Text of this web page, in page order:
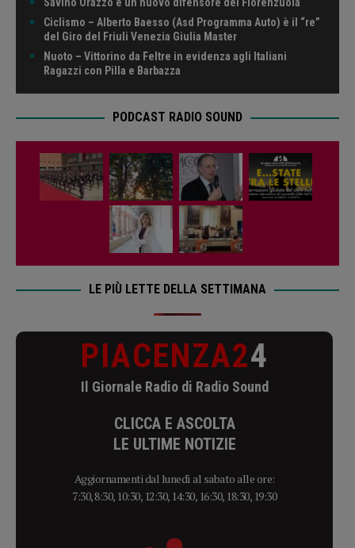
Ciclismo – Alberto Baesso (Asd Programma Auto) è il “re”
del Giro del Friuli Venezia Giulia Master
Nuoto – Vittorino da Feltre in evidenza agli Italiani
Ragazzi con Pilla e Barbazza
PODCAST RADIO SOUND
LE PIÙ LETTE DELLA SETTIMANA
PIACENZA24
Il Giornale Radio di Radio Sound
CLICCA E ASCOLTA
LE ULTIME NOTIZIE
Aggiornamenti dal lunedì al sabato alle ore:
7:30, 8:30, 10:30, 12:30, 14:30, 16:30, 18:30, 19:30